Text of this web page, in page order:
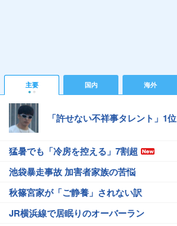
主要 国内 海外
「許せない不祥事タレント」1位
猛暑でも「冷房を控える」7割超
池袋暴走事故 加害者家族の苦悩
秋篠宮家が「ご静養」されない訳
JR横浜線で居眠りのオーバーラン